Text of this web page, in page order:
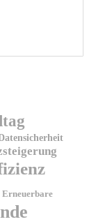
Erneuerbare